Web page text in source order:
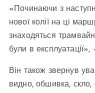
«Починаючи з
нової колії на ці
знаходяться
були в
Він також звернув
видно, обшивка, скло,